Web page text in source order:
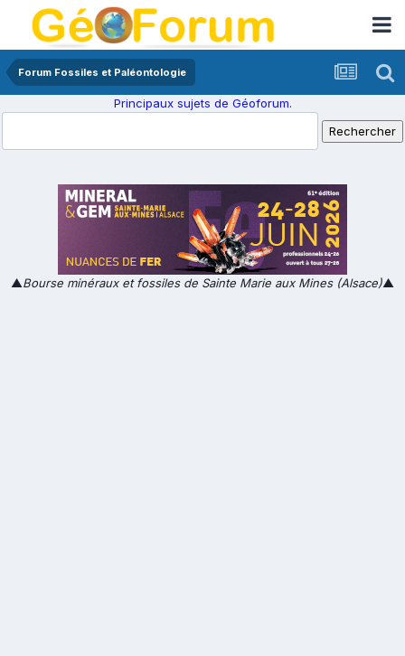
Forum Fossiles et Paléontologie
Principaux sujets de Géoforum.
▲Bourse minéraux et fossiles de Sainte Marie aux Mines (Alsace)▲